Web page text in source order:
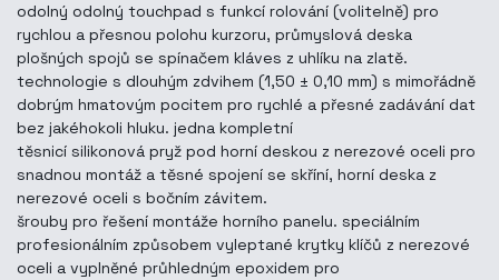
odolný odolný touchpad s funkcí rolování (volitelně) pro
rychlou a přesnou polohu kurzoru, průmyslová deska
plošných spojů se spínačem kláves z uhlíku na zlatě.
technologie s dlouhým zdvihem (1,50 ± 0,10 mm) s mimořádně
dobrým hmatovým pocitem pro rychlé a přesné zadávání dat
bez jakéhokoli hluku. jedna kompletní
těsnicí silikonová pryž pod horní deskou z nerezové oceli pro
snadnou montáž a těsné spojení se skříní, horní deska z
nerezové oceli s bočním závitem.
šrouby pro řešení montáže horního panelu. speciálním
profesionálním způsobem vyleptané krytky klíčů z nerezové
oceli a vyplněné průhledným epoxidem pro